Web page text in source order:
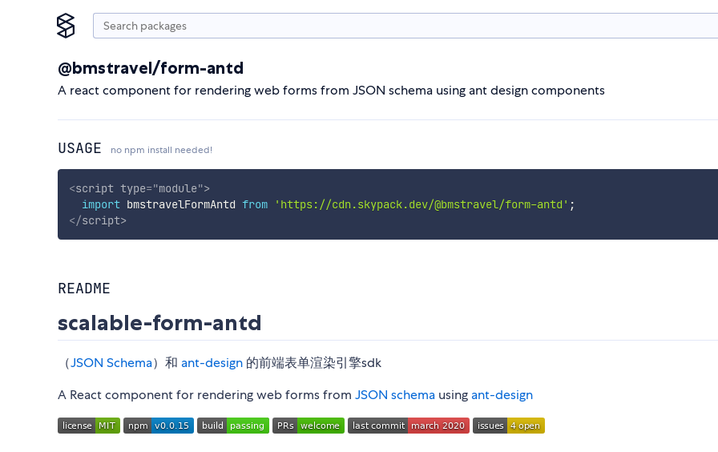
@bmstravel/form-antd
A react component for rendering web forms from JSON schema using ant design components
USAGE no npm install needed!
<script type="module">
import bmstravelFormAntd from 'https://cdn.skypack.dev/@bmstravel/form-antd' ;
</script>
README
scalable-form-antd
（JSON Schema）和 ant-design 的前端表单渲染引擎sdk
A React component for rendering web forms from JSON schema using ant-design